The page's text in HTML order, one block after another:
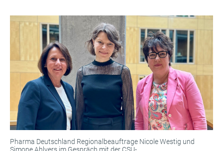
Pharma Deutschland Regionalbeauftrage Nicole Westig und
Simone Ahlvers im Gespräch mit der CSU-